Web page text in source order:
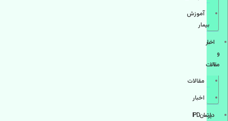
آموزش
بیمار
اخبار
و
مقالات
مقالات
اخبار
دپارتمانIPD